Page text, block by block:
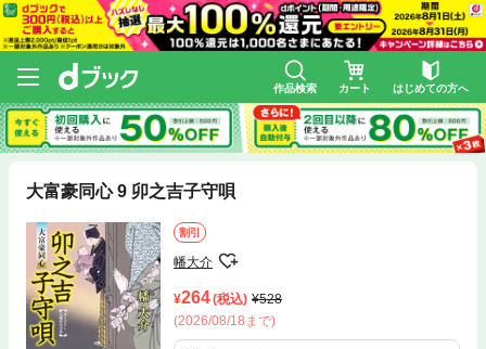
作品検索 カート はじめての方へ
大富豪同心 9 卯之吉子守唄
割引
幡大介
264(税込)
528
(2026/08/18まで)